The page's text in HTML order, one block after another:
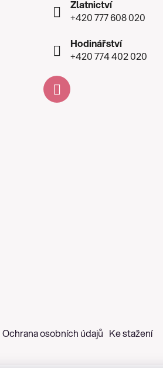
Zlatnictví
+420 777 608 020
Hodinářství
+420 774 402 020
Ochrana osobních údajů Ke stažení